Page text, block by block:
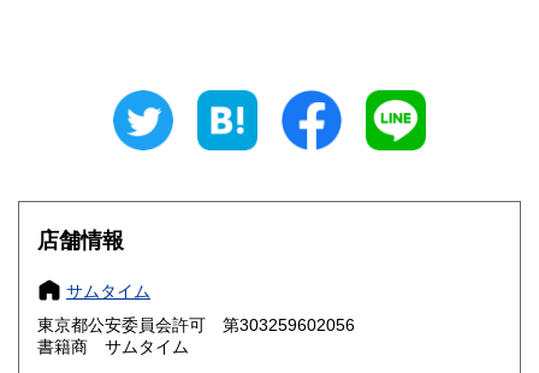
600円 三重県
大阪府
奈良県
鳥取県 600円 島根県
店舗情報
サムタイム
東京都公安委員会許可 第303259602056
書籍商 サムタイム